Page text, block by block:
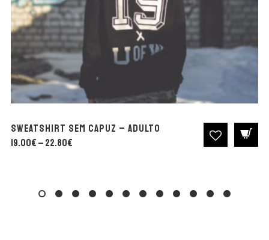
SweatShirt sem Capuz – Adulto
19.00€ – 22.80€Price
22.80€